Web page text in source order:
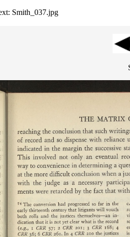
Smith_037.jpg